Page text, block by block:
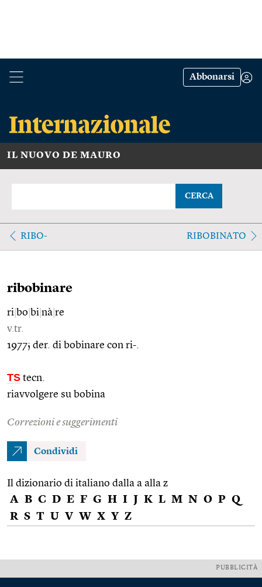
Abbonarsi
IL NUOVO DE MAURO
CERCA
RIBO- RIBOBINATO
ribobinare
ri bo bi nà re
v.tr.
1977; der. di bobinare con ri-.
TS tecn.
riavvolgere su bobina
Correzioni e suggerimenti
Condividi
Il dizionario di italiano dalla a alla z
A B C D E F G H I J K L M N O P Q
R S T U V W X Y Z
PUBBLICITÀ